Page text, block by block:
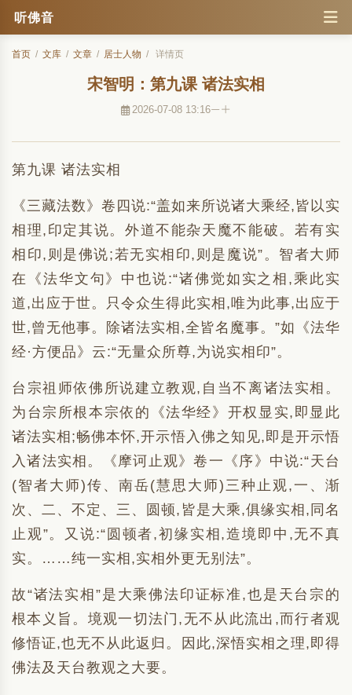
听佛音
首页 / 文库 / 文章 / 居士人物 / 详情页
宋智明：第九课 诸法实相
2026-07-08 13:16
第九课 诸法实相
《三藏法数》卷四说:“盖如来所说诸大乘经,皆以实
相理,印定其说。外道不能杂天魔不能破。若有实
相印,则是佛说;若无实相印,则是魔说”。智者大师
在《法华文句》中也说:“诸佛觉如实之相,乘此实
道,出应于世。只令众生得此实相,唯为此事,出应于
世,曾无他事。除诸法实相,全皆名魔事。”如《法华
经·方便品》云:“无量众所尊,为说实相印”。
台宗祖师依佛所说建立教观,自当不离诸法实相。
为台宗所根本宗依的《法华经》开权显实,即显此
诸法实相;畅佛本怀,开示悟入佛之知见,即是开示悟
入诸法实相。《摩诃止观》卷一《序》中说:“天台
(智者大师)传、南岳(慧思大师)三种止观,一、渐
次、二、不定、三、圆顿,皆是大乘,俱缘实相,同名
止观”。又说:“圆顿者,初缘实相,造境即中,无不真
实。……纯一实相,实相外更无别法”。
故“诸法实相”是大乘佛法印证标准,也是天台宗的
根本义旨。境观一切法门,无不从此流出,而行者观
修悟证,也无不从此返归。因此,深悟实相之理,即得
佛法及天台教观之大要。